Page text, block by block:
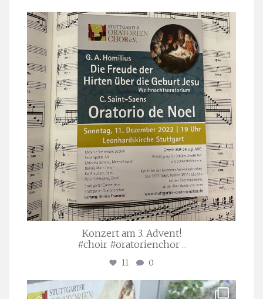
stuttgarter_oratorienchor
Nov. 29
Konzert am 3. Advent!
#choir #oratorienchor ...
11 0
stuttgarter_oratorienchor